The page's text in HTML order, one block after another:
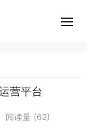
营平台
阅读量 (62)